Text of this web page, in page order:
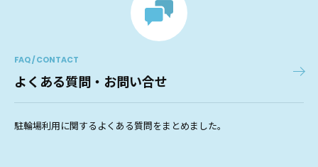
FAQ / CONTACT
よくある質問・お問い合せ
駐輪場利用に関するよくある質問をまとめました。